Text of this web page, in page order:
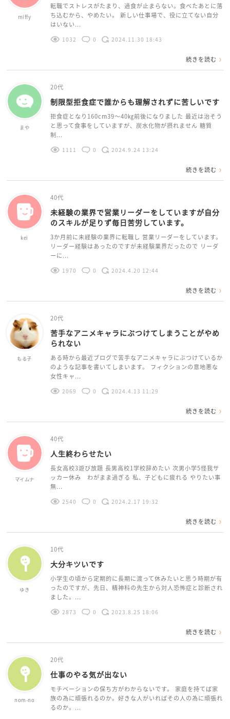
miffy
転職でストレスがたまり、過食が止まらない。食べたあとに落
ち込むから、やめたい。 新しい仕事場で、役に立てない自分
はいない...
1032 0 2024.11.30 18:43
続きを読む
まや
20代
制限型拒食症で誰からも理解されずに苦しいです
拒食症となり160cm39～40㎏前後になりました 最近は治そう
と思って食事をしていますが、炭水化物が摂れません 糖質
制...
1111 0 2024.9.24 13:24
続きを読む
kei
40代
未経験の業界で営業リーダーをしていますが自分
のスキルが足りず毎日苦労しています。
3か月前に未経験の業界に転職し 営業リーダーをしています。
リーダー経験はあったのですが未経験業界だったので リーダ
ーに...
1970 0 2024.4.20 12:44
続きを読む
もる子
20代
苦手なアニメキャラにぶつけてしまうことがやめ
られない
ある時から最近ブログで苦手なアニメキャラにぶつけているか
のような記事を書いてしまいます。 フィクションの意地悪な
女性キャ...
2069 0 2024.4.13 11:29
続きを読む
マイムナ
40代
人生終わらせたい
長女高校3遊び放題 長男高校1学校辞めたい 次男小学5怪我サ
ッカー休み わがまま過ぎる 私、子どもに疲れる やりたい事
無...
2540 0 2024.2.17 19:32
続きを読む
ゆき
10代
大分キツいです
小学生の頃から定期的に長期に渡って休みたいと思う時期が有
ったのですが、先日、精神科の先生から対人恐怖症と診断され
ました。...
2873 0 2023.8.25 18:06
続きを読む
nom-no
20代
仕事のやる気が出ない
モチベーションの保ち方がわからないです。 家庭を持てば家
族の為に頑張れるのか。好きな人がいればその人の為に頑張れ
るのか。...